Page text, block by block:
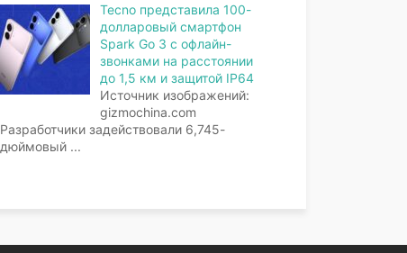
Tecno представила 100-
долларовый смартфон
Spark Go 3 с офлайн-
звонками на расстоянии
до 1,5 км и защитой IP64
Источник изображений:
gizmochina.com
Разработчики задействовали 6,745-
дюймовый ...